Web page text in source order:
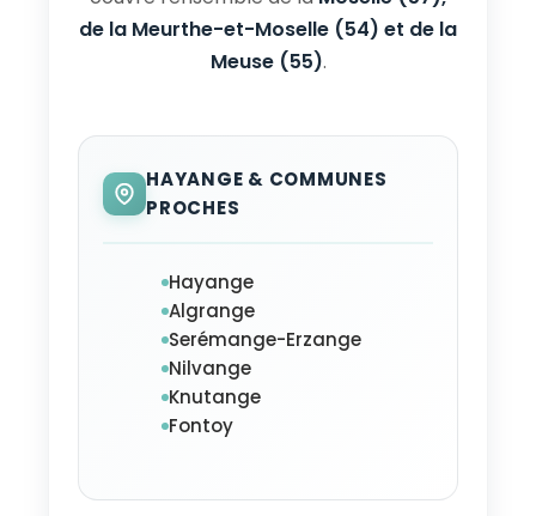
de la Meurthe-et-Moselle (54) et de la
Meuse (55).
HAYANGE & COMMUNES
PROCHES
Hayange
Algrange
Serémange-Erzange
Nilvange
Knutange
Fontoy